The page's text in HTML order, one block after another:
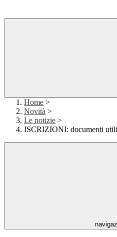
Home >
Novità >
Le notizie >
ISCRIZIONI: documenti utili